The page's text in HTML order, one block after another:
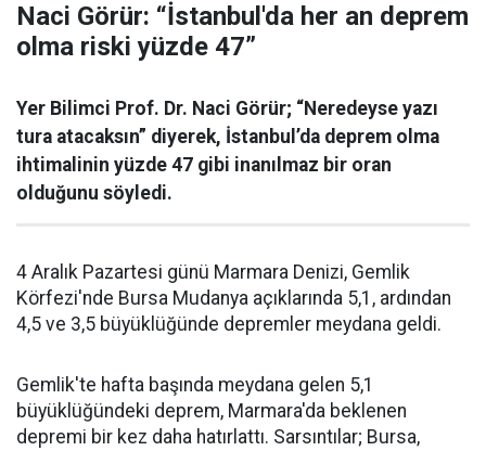
Naci Görür: “İstanbul'da her an deprem
olma riski yüzde 47”
Yer Bilimci Prof. Dr. Naci Görür; “Neredeyse yazı
tura atacaksın” diyerek, İstanbul’da deprem olma
ihtimalinin yüzde 47 gibi inanılmaz bir oran
olduğunu söyledi.
4 Aralık Pazartesi günü Marmara Denizi, Gemlik
Körfezi'nde Bursa Mudanya açıklarında 5,1, ardından
4,5 ve 3,5 büyüklüğünde depremler meydana geldi.
Gemlik'te hafta başında meydana gelen 5,1
büyüklüğündeki deprem, Marmara'da beklenen
depremi bir kez daha hatırlattı. Sarsıntılar; Bursa,